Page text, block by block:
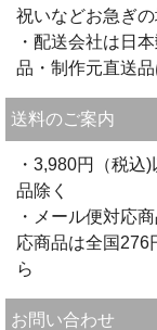
祝いなどお急ぎ
・配送会社は日
品・制作元直送
送料のご案内
・3,980円（税
品除く
・メール便対応
応商品は全国276
ら
お問い合わせ